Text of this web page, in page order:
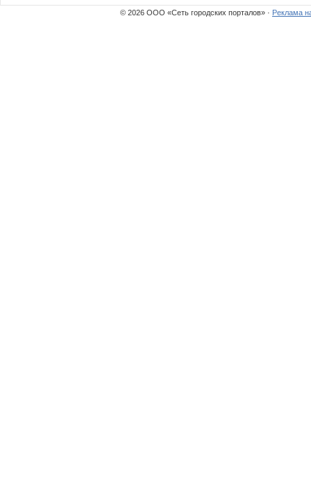
© 2026 ООО «Сеть городских порталов» · Реклама